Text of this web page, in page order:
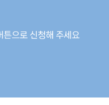
으로 신청해 주세요